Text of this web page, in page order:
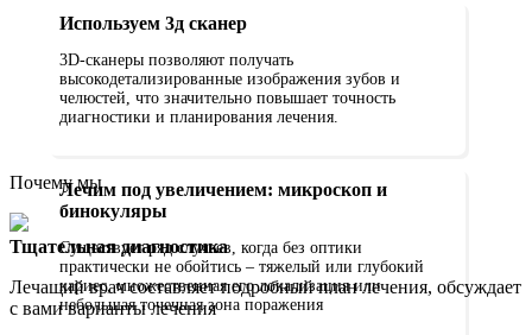
Используем 3д сканер
3D-сканеры позволяют получать
высокодетализированные изображения зубов и
челюстей, что значительно повышает точность
диагностики и планирования лечения.
Лечим под увеличением: микроскоп и
бинокуляры
Существует ряд случаев, когда без оптики
практически не обойтись – тяжелый или глубокий
кариес, множественная его локализация или
небольшая точечная зона поражения
Почему мы
Тщательная диагностика
Лечащий врач составляет подробный план лечения, обсуждает
с вами варианты лечения